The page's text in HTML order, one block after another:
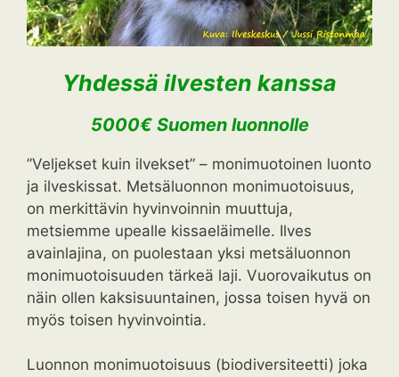
Yhdessä ilvesten kanssa
5000€ Suomen luonnolle
”Veljekset kuin ilvekset” – monimuotoinen luonto
ja ilveskissat. Metsäluonnon monimuotoisuus,
on merkittävin hyvinvoinnin muuttuja,
metsiemme upealle kissaeläimelle. Ilves
avainlajina, on puolestaan yksi metsäluonnon
monimuotoisuuden tärkeä laji. Vuorovaikutus on
näin ollen kaksisuuntainen, jossa toisen hyvä on
myös toisen hyvinvointia.
Luonnon monimuotoisuus (biodiversiteetti) joka